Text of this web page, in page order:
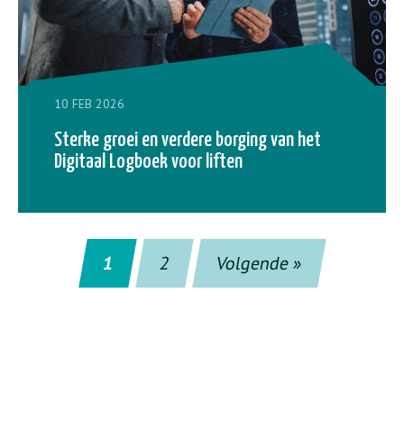
10 FEB 2026
Sterke groei en verdere borging van het
Digitaal Logboek voor liften
1 2 Volgende »